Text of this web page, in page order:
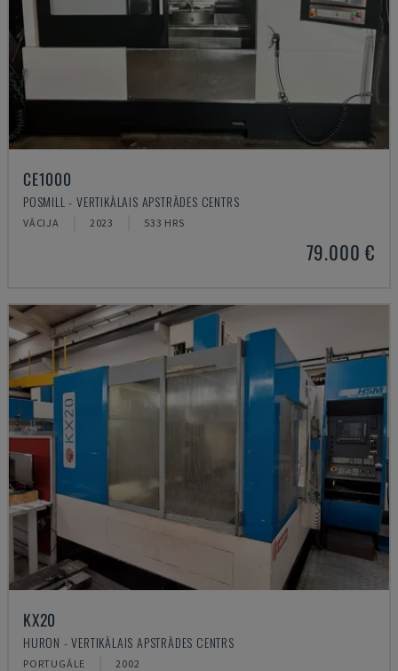
CE1000
POSMILL - VERTIKĀLAIS APSTRĀDES CENTRS
VĀCIJA 2023 533 HRS
79.000 €
KX20
HURON - VERTIKĀLAIS APSTRĀDES CENTRS
PORTUGĀLE 2002